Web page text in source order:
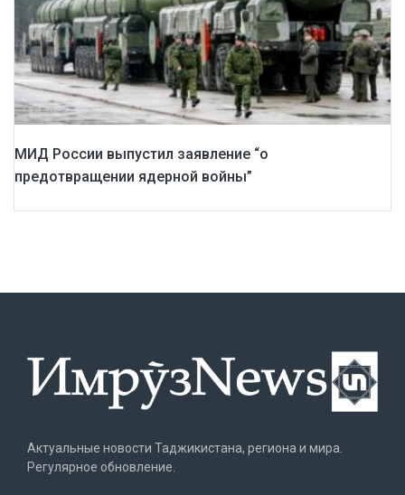
МИД России выпустил заявление “о
предотвращении ядерной войны”
Актуальные новости Таджикистана, региона и мира.
Регулярное обновление.